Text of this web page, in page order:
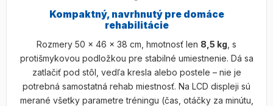
Kompaktný, navrhnutý pre domáce
rehabilitácie
Rozmery 50 × 46 × 38 cm, hmotnosť len 8,5 kg , s
protišmykovou podložkou pre stabilné umiestnenie. Dá sa
zatlačiť pod stôl, vedľa kresla alebo postele – nie je
potrebná samostatná rehab miestnosť. Na LCD displeji sú
merané všetky parametre tréningu (čas, otáčky za minútu,